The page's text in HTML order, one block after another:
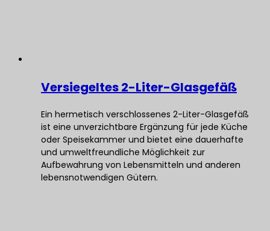
Versiegeltes 2-Liter-Glasgefäß
Ein hermetisch verschlossenes 2-Liter-Glasgefäß
ist eine unverzichtbare Ergänzung für jede Küche
oder Speisekammer und bietet eine dauerhafte
und umweltfreundliche Möglichkeit zur
Aufbewahrung von Lebensmitteln und anderen
lebensnotwendigen Gütern.